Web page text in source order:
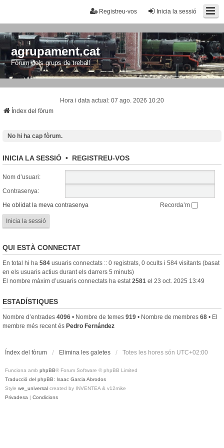
Inicia la sessió
Registreu-vos
agrupament.cat
Fòrum dels grups de treball
Hora i data actual: 07 ago. 2026 10:20
Índex del fòrum
No hi ha cap fòrum.
INICIA LA SESSIÓ • REGISTREU-VOS
Nom d’usuari:
Contrasenya:
He oblidat la meva contrasenya
Recorda’m
QUI ESTÀ CONNECTAT
En total hi ha 584 usuaris connectats :: 0 registrats, 0 ocults i 584 visitants (basat
en els usuaris actius durant els darrers 5 minuts)
El nombre màxim d’usuaris connectats ha estat 2581 el 23 oct. 2025 13:49
ESTADÍSTIQUES
Nombre d’entrades 4096 • Nombre de temes 919 • Nombre de membres 68 • El
membre més recent és Pedro Fernández
Índex del fòrum Elimina les galetes Totes les hores són UTC+02:00
Funciona amb phpBB® Forum Software © phpBB Limited
Traducció del phpBB: Isaac Garcia Abrodos
Style we_universal created by INVENTEA & v12mike
Privadesa | Condicions